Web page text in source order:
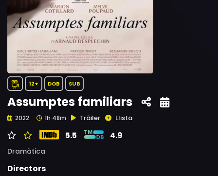
12+ DOB SUB
Assumptes familiars
2022 1h 48m Tràiler Llista
5.5 4.9
Dramàtica
Directors